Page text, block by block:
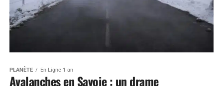
PLANÈTE En Ligne 1 an
Avalanches en Savoie : un drame